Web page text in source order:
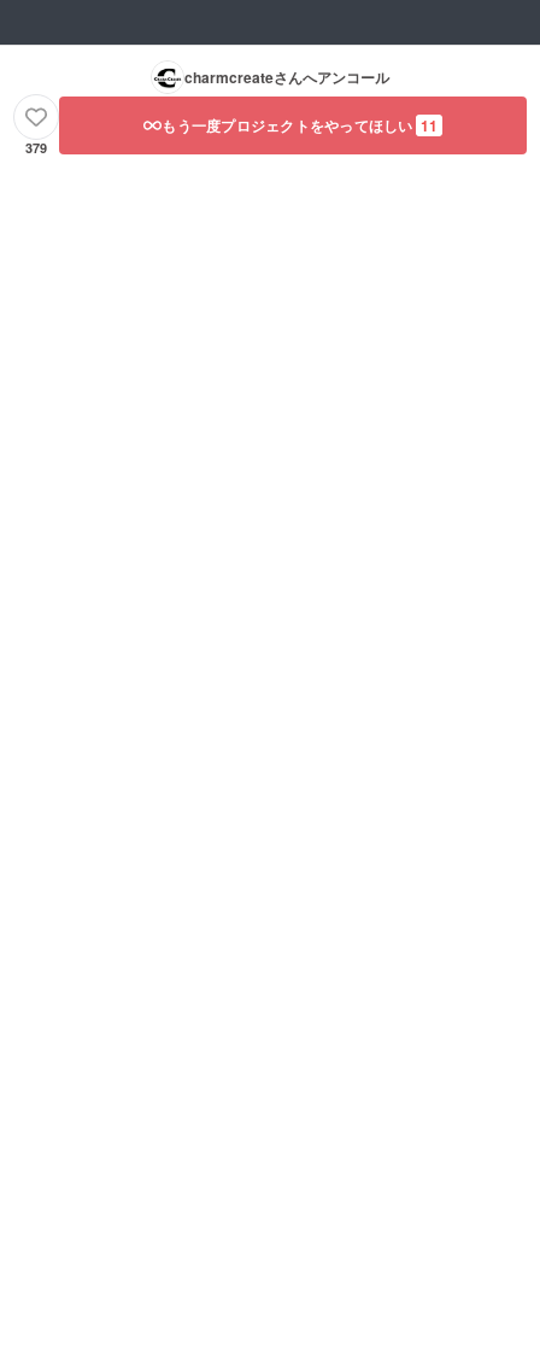
charmcreateさんへアンコール
379
もう一度プロジェクトをやってほしい 11